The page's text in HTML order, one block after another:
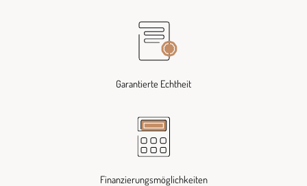
Garantierte Echtheit
Finanzierungsmöglichkeiten